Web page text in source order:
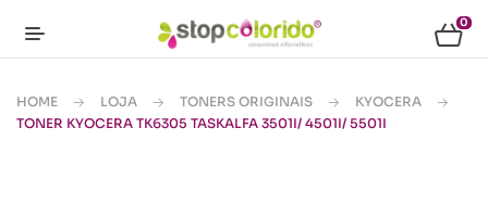
0
HOME LOJA TONERS ORIGINAIS
KYOCERA
TONER KYOCERA TK6305 TASKALFA 3501I/ 4501I/ 5501I